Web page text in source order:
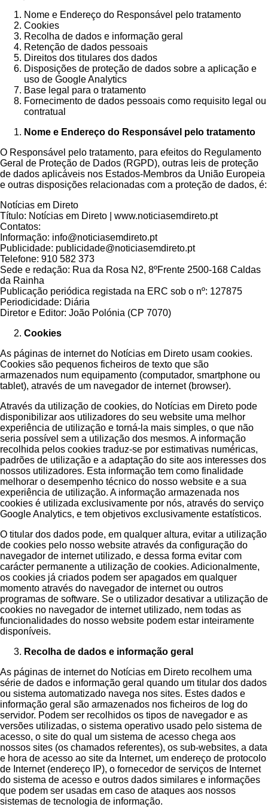
Nome e Endereço do Responsável pelo tratamento
Cookies
Recolha de dados e informação geral
Retenção de dados pessoais
Direitos dos titulares dos dados
Disposições de proteção de dados sobre a aplicação e
uso de Google Analytics
Base legal para o tratamento
Fornecimento de dados pessoais como requisito legal ou
contratual
Nome e Endereço do Responsável pelo tratamento
O Responsável pelo tratamento, para efeitos do Regulamento
Geral de Proteção de Dados (RGPD), outras leis de proteção
de dados aplicáveis nos Estados-Membros da União Europeia
e outras disposições relacionadas com a proteção de dados, é:
Notícias em Direto
Título: Notícias em Direto | www.noticiasemdireto.pt
Contatos:
Informação: info@noticiasemdireto.pt
Publicidade: publicidade@noticiasemdireto.pt
Telefone: 910 582 373
Sede e redação: Rua da Rosa N2, 8ºFrente 2500-168 Caldas
da Rainha
Publicação periódica registada na ERC sob o nº: 127875
Periodicidade: Diária
Diretor e Editor: João Polónia (CP 7070)
Cookies
As páginas de internet do Notícias em Direto usam cookies.
Cookies são pequenos ficheiros de texto que são
armazenados num equipamento (computador, smartphone ou
tablet), através de um navegador de internet (browser).
Através da utilização de cookies, do Notícias em Direto pode
disponibilizar aos utilizadores do seu website uma melhor
experiência de utilização e torná-la mais simples, o que não
seria possível sem a utilização dos mesmos. A informação
recolhida pelos cookies traduz-se por estimativas numéricas,
padrões de utilização e a adaptação do site aos interesses dos
nossos utilizadores. Esta informação tem como finalidade
melhorar o desempenho técnico do nosso website e a sua
experiência de utilização. A informação armazenada nos
cookies é utilizada exclusivamente por nós, através do serviço
Google Analytics, e tem objetivos exclusivamente estatísticos.
O titular dos dados pode, em qualquer altura, evitar a utilização
de cookies pelo nosso website através da configuração do
navegador de internet utilizado, e dessa forma evitar com
carácter permanente a utilização de cookies. Adicionalmente,
os cookies já criados podem ser apagados em qualquer
momento através do navegador de internet ou outros
programas de software. Se o utilizador desativar a utilização de
cookies no navegador de internet utilizado, nem todas as
funcionalidades do nosso website podem estar inteiramente
disponíveis.
Recolha de dados e informação geral
As páginas de internet do Notícias em Direto recolhem uma
série de dados e informação geral quando um titular dos dados
ou sistema automatizado navega nos sites. Estes dados e
informação geral são armazenados nos ficheiros de log do
servidor. Podem ser recolhidos os tipos de navegador e as
versões utilizadas, o sistema operativo usado pelo sistema de
acesso, o site do qual um sistema de acesso chega aos
nossos sites (os chamados referentes), os sub-websites, a data
e hora de acesso ao site da Internet, um endereço de protocolo
de Internet (endereço IP), o fornecedor de serviços de Internet
do sistema de acesso e outros dados similares e informações
que podem ser usadas em caso de ataques aos nossos
sistemas de tecnologia de informação.